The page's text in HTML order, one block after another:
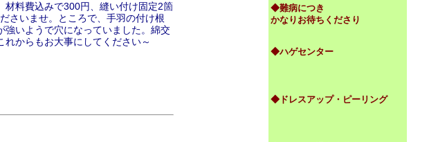
材料費込みで300円、縫い付け固定2箇
さいませ。ところで、手羽の付け根
強いようで穴になっていました。綿交
からもお大事にしてください～
◆難病につき
かなりお待ちくださり
◆ハゲセンター
◆ドレスアップ・ピーリング